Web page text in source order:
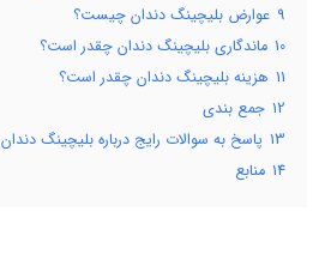
9 عوارض بلیچینگ دندان چیست؟
10 ماندگاری بلیچینگ دندان چقدر است؟
11 هزینه بلیچینگ دندان چقدر است؟
12 جمع بندی
13 پاسخ به سوالات رایج درباره بلیچینگ دندان
14 منابع